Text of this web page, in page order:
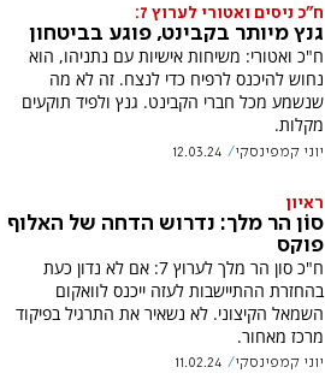
ח"כ ניסים ואטורי לערוץ 7:
גנץ מיותר בקבינט, פוגע בביטחון
ח"כ ואטורי: משיחות אישיות עם נתניהו, הוא
נחוש להיכנס לרפיח כדי לנצח. זה לא מה
שנשמע מכל חברי הקבינט. גנץ ולפיד תוקעים
מקלות.
יוני קמפינסקי 12.03.24
ראיון
סוֹן הר מלך: נדרוש הדחה של האלוף
פוקס
ח"כ סון הר מלך לערוץ 7: אם לא נדון כעת
בהחזרת ההתיישבות לעזה ייכנס לוואקום
השמאל הקיצוני. לא נשאיר את התרגיל בפיקוד
מרכז מאחור.
יוני קמפינסקי 11.02.24